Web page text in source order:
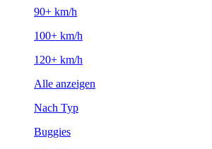
90+ km/h
100+ km/h
120+ km/h
Alle anzeigen
Nach Typ
Buggies